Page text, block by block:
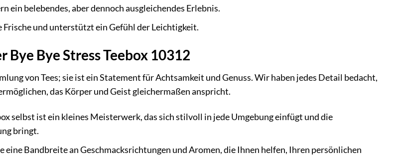
ein belebendes, aber dennoch ausgleichendes Erlebnis.
und unterstützt ein Gefühl der Leichtigkeit.
Bye Bye Stress Teebox 10312
von Tees; sie ist ein Statement für Achtsamkeit und Genuss. Wir haben jedes Detail bedacht,
das Körper und Geist gleichermaßen anspricht.
selbst ist ein kleines Meisterwerk, das sich stilvoll in jede Umgebung einfügt und die
bringt.
eine Bandbreite an Geschmacksrichtungen und Aromen, die Ihnen helfen, Ihren persönlichen